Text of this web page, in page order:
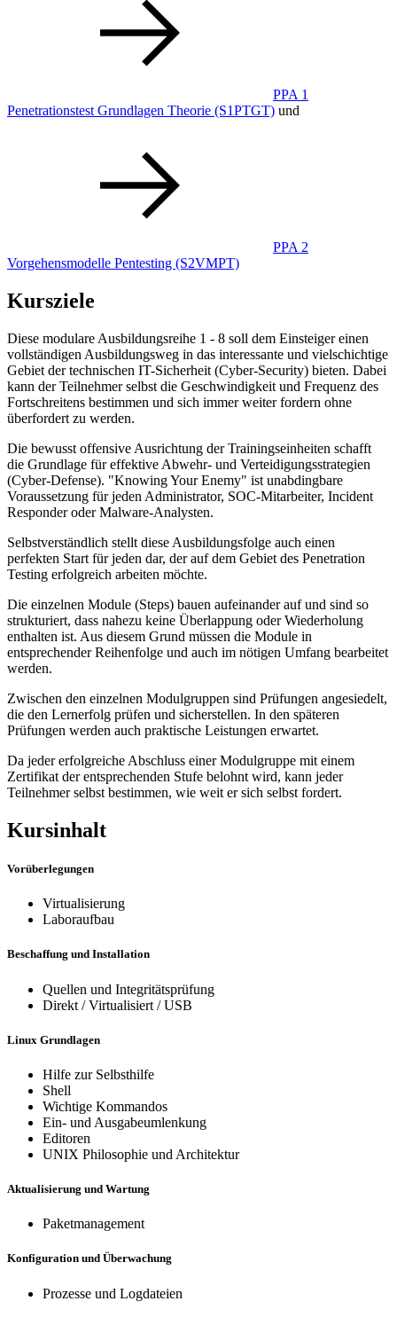
PPA 1
Penetrationstest Grundlagen Theorie (S1PTGT) und
PPA 2
Vorgehensmodelle Pentesting (S2VMPT)
Kursziele
Diese modulare Ausbildungsreihe 1 - 8 soll dem Einsteiger einen
vollständigen Ausbildungsweg in das interessante und vielschichtige
Gebiet der technischen IT-Sicherheit (Cyber-Security) bieten. Dabei
kann der Teilnehmer selbst die Geschwindigkeit und Frequenz des
Fortschreitens bestimmen und sich immer weiter fordern ohne
überfordert zu werden.
Die bewusst offensive Ausrichtung der Trainingseinheiten schafft
die Grundlage für effektive Abwehr- und Verteidigungsstrategien
(Cyber-Defense). "Knowing Your Enemy" ist unabdingbare
Voraussetzung für jeden Administrator, SOC-Mitarbeiter, Incident
Responder oder Malware-Analysten.
Selbstverständlich stellt diese Ausbildungsfolge auch einen
perfekten Start für jeden dar, der auf dem Gebiet des Penetration
Testing erfolgreich arbeiten möchte.
Die einzelnen Module (Steps) bauen aufeinander auf und sind so
strukturiert, dass nahezu keine Überlappung oder Wiederholung
enthalten ist. Aus diesem Grund müssen die Module in
entsprechender Reihenfolge und auch im nötigen Umfang bearbeitet
werden.
Zwischen den einzelnen Modulgruppen sind Prüfungen angesiedelt,
die den Lernerfolg prüfen und sicherstellen. In den späteren
Prüfungen werden auch praktische Leistungen erwartet.
Da jeder erfolgreiche Abschluss einer Modulgruppe mit einem
Zertifikat der entsprechenden Stufe belohnt wird, kann jeder
Teilnehmer selbst bestimmen, wie weit er sich selbst fordert.
Kursinhalt
Vorüberlegungen
Virtualisierung
Laboraufbau
Beschaffung und Installation
Quellen und Integritätsprüfung
Direkt / Virtualisiert / USB
Linux Grundlagen
Hilfe zur Selbsthilfe
Shell
Wichtige Kommandos
Ein- und Ausgabeumlenkung
Editoren
UNIX Philosophie und Architektur
Aktualisierung und Wartung
Paketmanagement
Konfiguration und Überwachung
Prozesse und Logdateien